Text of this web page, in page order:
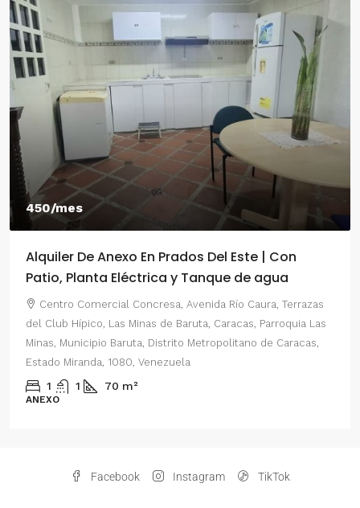
450/mes
Alquiler De Anexo En Prados Del Este | Con
Patio, Planta Eléctrica y Tanque de agua
Centro Comercial Concresa, Avenida Río Caura, Terrazas
del Club Hípico, Las Minas de Baruta, Caracas, Parroquia Las
Minas, Municipio Baruta, Distrito Metropolitano de Caracas,
Estado Miranda, 1080, Venezuela
1 1 70 m²
ANEXO
Facebook Instagram TikTok